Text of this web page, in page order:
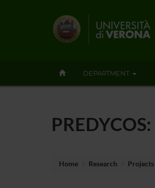
DEPARTMENT
Home Research Projects